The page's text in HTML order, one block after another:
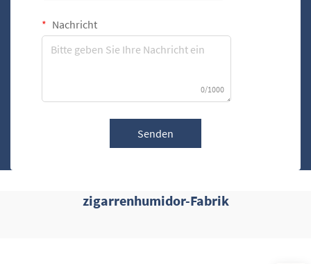
Nachricht
0/1000
Senden
zigarrenhumidor-Fabrik